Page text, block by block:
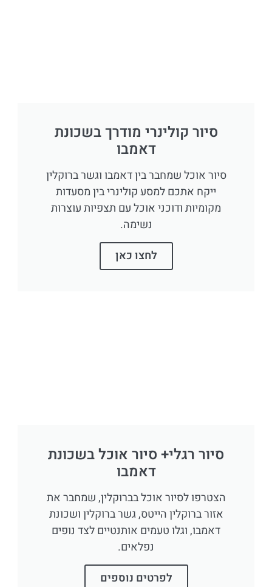
סיור קולינרי מודרך בשכונת
דאמבו
סיור אוכל שמחבר בין דאמבו וגשר ברוקלין
ייקח אתכם למסע קולינרי בין מסעדות
מקומיות ודוכני אוכל עם תצפיות עוצרות
נשימה.
לחצו כאן
סיור רגלי+ סיור אוכל בשכונת
דאמבו
הצטרפו לסיור אוכל בברוקלין, שמחבר את
אזור ברוקלין הייטס, גשר ברוקלין ושכונת
דאמבו, וגלו טעמים אותנטיים לצד נופים
נפלאים.
לפרטים נוספים